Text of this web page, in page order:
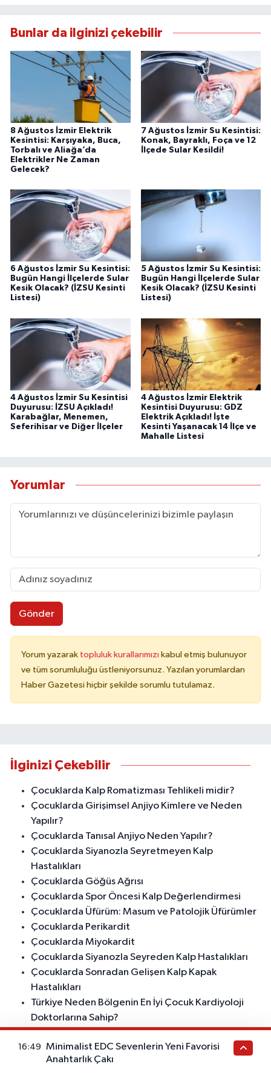
Bunlar da ilginizi çekebilir
8 Ağustos İzmir Elektrik
Kesintisi: Karşıyaka, Buca,
Torbalı ve Aliağa’da
Elektrikler Ne Zaman
Gelecek?
7 Ağustos İzmir Su Kesintisi:
Konak, Bayraklı, Foça ve 12
İlçede Sular Kesildi!
6 Ağustos İzmir Su Kesintisi:
Bugün Hangi İlçelerde Sular
Kesik Olacak? (İZSU Kesinti
Listesi)
5 Ağustos İzmir Su Kesintisi:
Bugün Hangi İlçelerde Sular
Kesik Olacak? (İZSU Kesinti
Listesi)
4 Ağustos İzmir Su Kesintisi
Duyurusu: İZSU Açıkladı!
Karabağlar, Menemen,
Seferihisar ve Diğer İlçeler
4 Ağustos İzmir Elektrik
Kesintisi Duyurusu: GDZ
Elektrik Açıkladı! İşte
Kesinti Yaşanacak 14 İlçe ve
Mahalle Listesi
Yorumlar
Gönder
Yorum yazarak topluluk kurallarımızı kabul etmiş bulunuyor
ve tüm sorumluluğu üstleniyorsunuz. Yazılan yorumlardan
Haber Gazetesi hiçbir şekilde sorumlu tutulamaz.
İlginizi Çekebilir
Çocuklarda Kalp Romatizması Tehlikeli midir?
Çocuklarda Girişimsel Anjiyo Kimlere ve Neden
Yapılır?
Çocuklarda Tanısal Anjiyo Neden Yapılır?
Çocuklarda Siyanozla Seyretmeyen Kalp
Hastalıkları
Çocuklarda Göğüs Ağrısı
Çocuklarda Spor Öncesi Kalp Değerlendirmesi
Çocuklarda Üfürüm: Masum ve Patolojik Üfürümler
Çocuklarda Perikardit
Çocuklarda Miyokardit
Çocuklarda Siyanozla Seyreden Kalp Hastalıkları
Çocuklarda Sonradan Gelişen Kalp Kapak
Hastalıkları
Türkiye Neden Bölgenin En İyi Çocuk Kardiyoloji
Doktorlarına Sahip?
Kalp Hastalığına Sahip Çocukların Ailelerine
Tavsiyeler
Twin to Twin Transfüzyon Sendromunda Kardiyak
16:49
Minimalist EDC Sevenlerin Yeni Favorisi
Anahtarlık Çakı